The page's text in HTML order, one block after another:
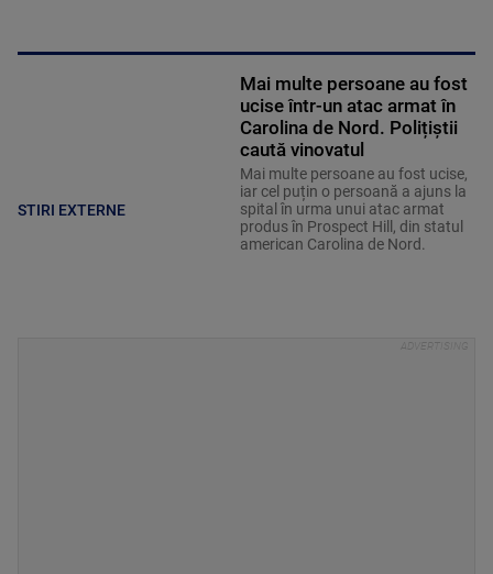
STIRI EXTERNE
Mai multe persoane au fost
ucise într-un atac armat în
Carolina de Nord. Polițiștii
caută vinovatul
Mai multe persoane au fost ucise,
iar cel puțin o persoană a ajuns la
spital în urma unui atac armat
produs în Prospect Hill, din statul
american Carolina de Nord.